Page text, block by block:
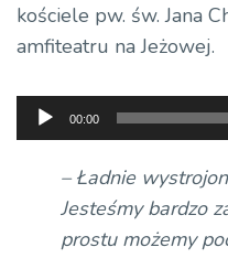
kościele pw. św. Jana
amfiteatru na Jeżowej.
Odtwarzacz
plików
dźwiękowych
00:00
– Ładnie
Jesteśmy bardzo
prostu możemy